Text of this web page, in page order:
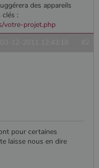
des appareils
:
votre-projet.php
pour certaines
laisse nous en dire